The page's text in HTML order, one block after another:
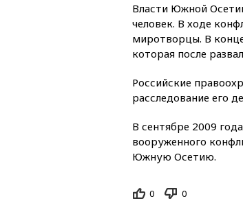
Власти Южной
человек. В ходе
миротворцы. В
которая после
Российские
расследование его
В сентябре 2009 года
вооруженного
Южную Осетию.
0 0